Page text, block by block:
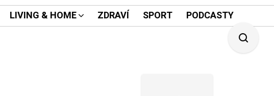
LIVING & HOME ZDRAVÍ SPORT PODCASTY